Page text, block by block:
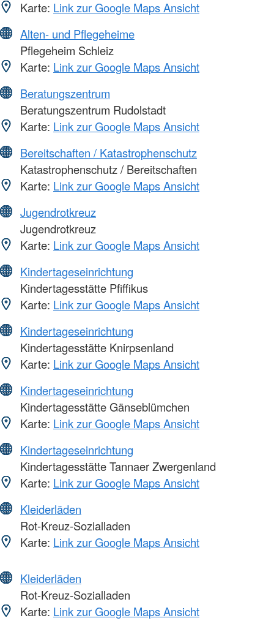
Karte: Link zur Google Maps Ansicht
Alten- und Pflegeheime
Pflegeheim Schleiz
Karte: Link zur Google Maps Ansicht
Beratungszentrum
Beratungszentrum Rudolstadt
Karte: Link zur Google Maps Ansicht
Bereitschaften / Katastrophenschutz
Katastrophenschutz / Bereitschaften
Karte: Link zur Google Maps Ansicht
Jugendrotkreuz
Jugendrotkreuz
Karte: Link zur Google Maps Ansicht
Kindertageseinrichtung
Kindertagesstätte Pfiffikus
Karte: Link zur Google Maps Ansicht
Kindertageseinrichtung
Kindertagesstätte Knirpsenland
Karte: Link zur Google Maps Ansicht
Kindertageseinrichtung
Kindertagesstätte Gänseblümchen
Karte: Link zur Google Maps Ansicht
Kindertageseinrichtung
Kindertagesstätte Tannaer Zwergenland
Karte: Link zur Google Maps Ansicht
Kleiderläden
Rot-Kreuz-Sozialladen
Karte: Link zur Google Maps Ansicht
Kleiderläden
Rot-Kreuz-Sozialladen
Karte: Link zur Google Maps Ansicht